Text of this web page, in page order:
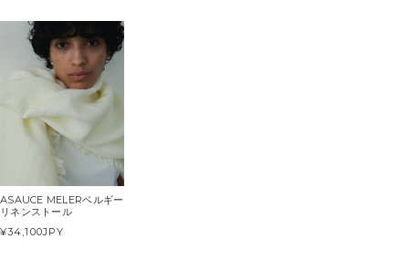
ASAUCE MELERベルギー
リネンストール
¥34,100JPY